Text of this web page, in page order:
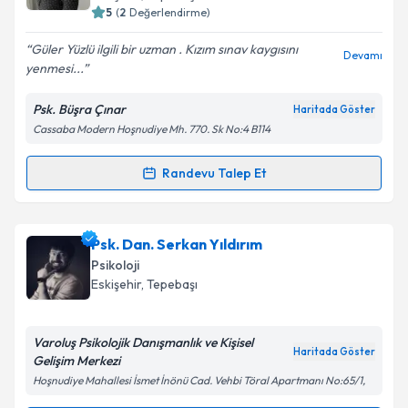
E-posta Adresiniz
Kişisel verilerimin işlenmesine ilişkin
kapsamda işlenmesini kabul ediyorum.
Eskişehir,Tepebaşı
( Değerlendirme)
Güler Yüzlü ilgili bir uzman . Kızım sınav kaygısını
yenmesi...
Psk. Büşra Çınar
Cassaba Modern Hoşnudiye Mh. 770. Sk No:4 B114
Randevu Talep Et
Randevu Takvimi Talebi
Psk. Büşra Çınariçin randevu takvimi talebi
oluşturun. Size bu uzmandan randevu almanız için bir
takvim hazırlandığında e-posta ile bilgilendireceğiz.
Psk. Dan. Serkan Yıldırım
Psikoloji
Eskişehir, Tepebaşı
Varoluş Psikolojik Danışmanlık ve Kişisel
Gelişim Merkezi
Hoşnudiye Mahallesi İsmet İnönü Cad. Vehbi Töral Apartmanı No:65/1,